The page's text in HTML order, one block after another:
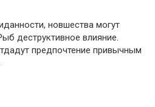
новшества могут
деструктивное влияние.
предпочтение привычным